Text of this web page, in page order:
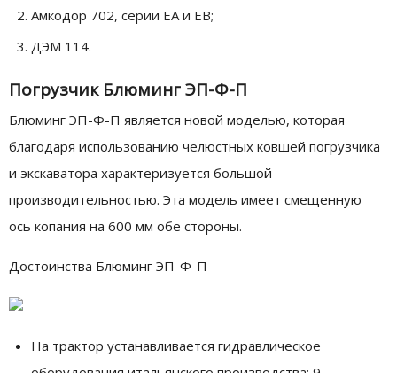
Амкодор 702, серии ЕА и ЕВ;
ДЭМ 114.
Погрузчик Блюминг ЭП-Ф-П
Блюминг ЭП-Ф-П является новой моделью, которая
благодаря использованию челюстных ковшей погрузчика
и экскаватора характеризуется большой
производительностью. Эта модель имеет смещенную
ось копания на 600 мм обе стороны.
Достоинства Блюминг ЭП-Ф-П
На трактор устанавливается гидравлическое